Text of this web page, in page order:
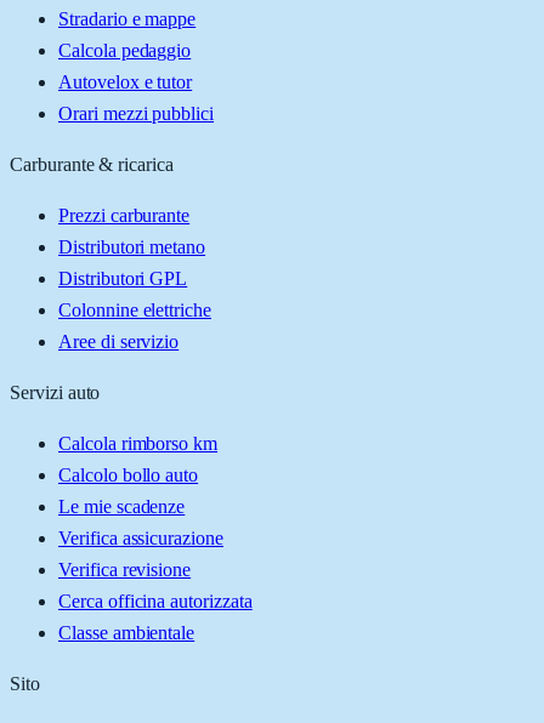
Stradario e mappe
Calcola pedaggio
Autovelox e tutor
Orari mezzi pubblici
Carburante & ricarica
Prezzi carburante
Distributori metano
Distributori GPL
Colonnine elettriche
Aree di servizio
Servizi auto
Calcola rimborso km
Calcolo bollo auto
Le mie scadenze
Verifica assicurazione
Verifica revisione
Cerca officina autorizzata
Classe ambientale
Sito